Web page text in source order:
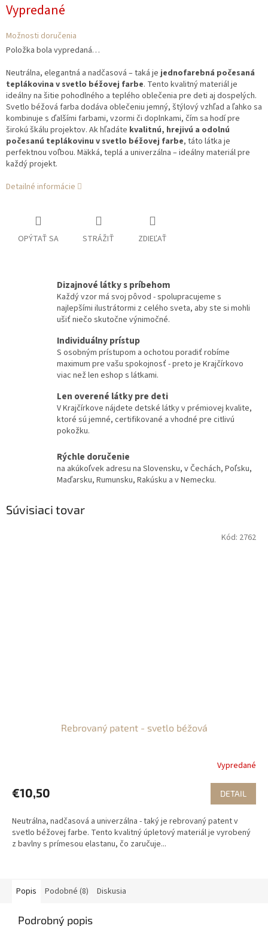
cena:
Vypredané
Možnosti doručenia
Položka bola vypredaná…
Neutrálna, elegantná a nadčasová – taká jejednofarebná počesaná
teplákovina v svetlo béžovej farbe. Tento kvalitný materiál je
ideálny na šitie pohodlného a teplého oblečenia pre deti aj dospelých.
Svetlo béžová farba dodáva oblečeniu jemný, štýlový vzhľad a ľahko sa
kombinuje s ďalšími farbami, vzormi či doplnkami, čím sa hodí pre
širokú škálu projektov. Ak hľadáte kvalitnú, hrejivú a odolnú
počesanú teplákovinu v svetlo béžovej farbe, táto látka je
perfektnou voľbou. Mäkká, teplá a univerzálna – ideálny materiál pre
každý projekt.
Detailné informácie
OPÝTAŤ SA STRÁŽIŤ ZDIEĽAŤ
Dizajnové látky s príbehom
Každý vzor má svoj pôvod - spolupracujeme s
najlepšími ilustrátormi z celého sveta, aby ste si mohli
ušiť niečo skutočne výnimočné.
Individuálny prístup
S osobným prístupom a ochotou poradiť robíme
maximum pre vašu spokojnosť - preto je Krajčírkovo
viac než len eshop s látkami.
Len overené látky pre deti
V Krajčírkove nájdete detské látky v prémiovej kvalite,
ktoré sú jemné, certifikované a vhodné pre citlivú
pokožku.
Rýchle doručenie
na akúkoľvek adresu na Slovensku, v Čechách, Poľsku,
Maďarsku, Rumunsku, Rakúsku a v Nemecku.
Súvisiaci tovar
Rebrovaný patent - svetlo béžová
Vypredané
€10,50 DETAIL
Neutrálna, nadčasová a univerzálna - taký je rebrovaný patent v
svetlo béžovej farbe. Tento kvalitný úpletový materiál je vyrobený
z bavlny s prímesou elastanu, čo zaručuje...
Kód: 2762
Popis Podobné (8) Diskusia
Podrobný popis